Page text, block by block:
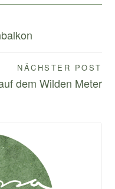
NÄCHSTER POST
dem Wilden Meter